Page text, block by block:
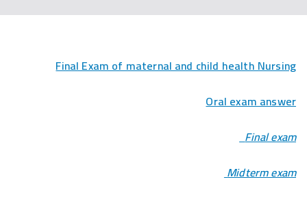
Final Exam of maternal and child health Nursing
Oral exam answer
Final exam
Midterm exam